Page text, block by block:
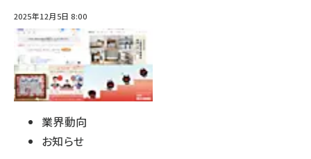
2025年12月5日 8:00
業界動向
お知らせ